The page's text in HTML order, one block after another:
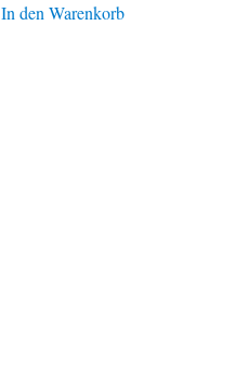
In den Warenkorb